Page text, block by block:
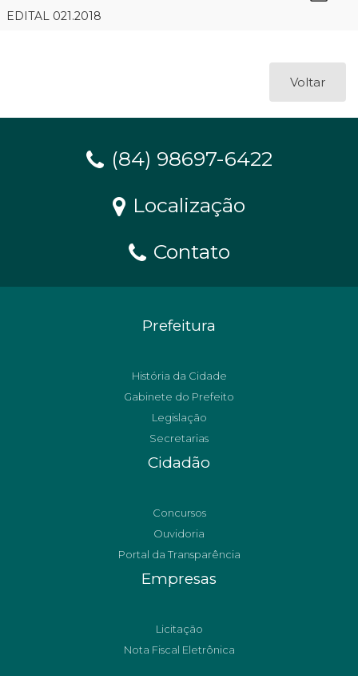
EDITAL 021.2018
Voltar
(84) 98697-6422
Localização
Contato
Prefeitura
História da Cidade
Gabinete do Prefeito
Legislação
Secretarias
Cidadão
Concursos
Ouvidoria
Portal da Transparência
Empresas
Licitação
Nota Fiscal Eletrônica